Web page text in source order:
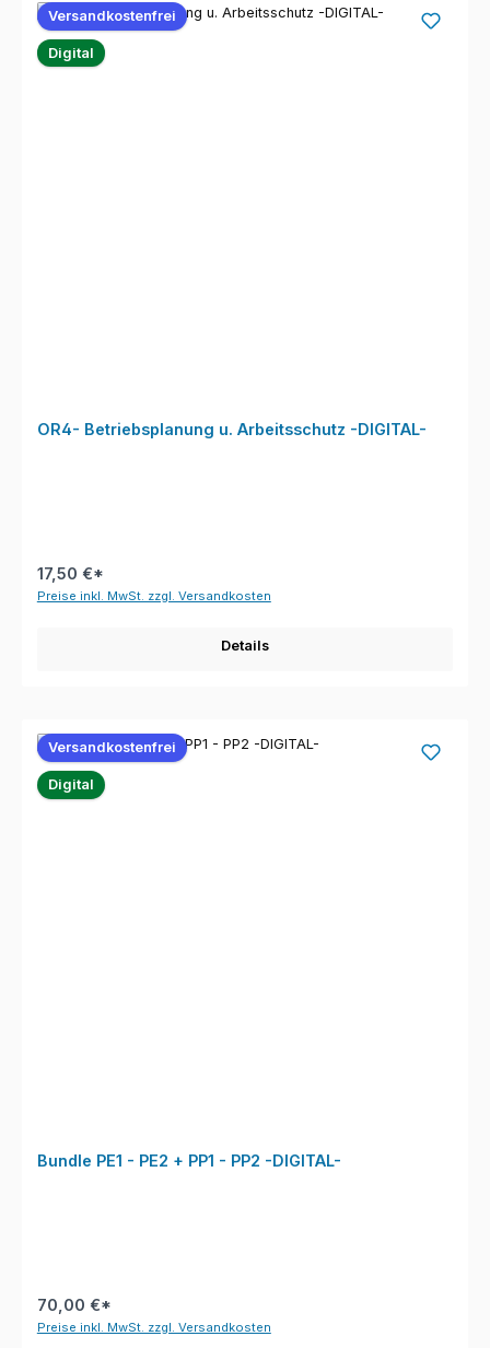
Versandkostenfrei
Digital
OR4- Betriebsplanung u. Arbeitsschutz -DIGITAL-
17,50 €*
Preise inkl. MwSt. zzgl. Versandkosten
Details
Versandkostenfrei
Digital
Bundle PE1 - PE2 + PP1 - PP2 -DIGITAL-
70,00 €*
Preise inkl. MwSt. zzgl. Versandkosten